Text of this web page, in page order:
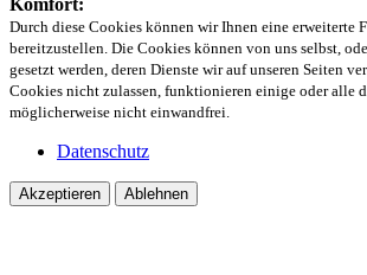
Durch diese Cookies können wir Ihnen eine erweiterte
bereitzustellen. Die Cookies können von uns selbst,
gesetzt werden, deren Dienste wir auf unseren Seiten
Cookies nicht zulassen, funktionieren einige oder alle
möglicherweise nicht einwandfrei.
Datenschutz
Akzeptieren Ablehnen